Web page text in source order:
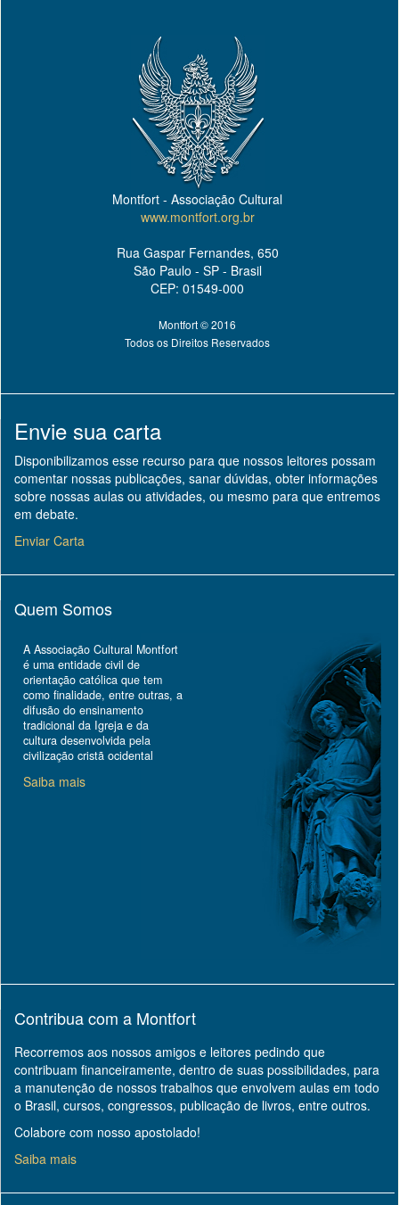
Montfort - Associação Cultural
www.montfort.org.br
Rua Gaspar Fernandes, 650
São Paulo - SP - Brasil
CEP: 01549-000
Montfort © 2016
Todos os Direitos Reservados
Envie sua carta
Disponibilizamos esse recurso para que nossos leitores possam
comentar nossas publicações, sanar dúvidas, obter informações
sobre nossas aulas ou atividades, ou mesmo para que entremos
em debate.
Enviar Carta
Quem Somos
A Associação Cultural Montfort
é uma entidade civil de
orientação católica que tem
como finalidade, entre outras, a
difusão do ensinamento
tradicional da Igreja e da
cultura desenvolvida pela
civilização cristã ocidental
Saiba mais
Contribua com a Montfort
Recorremos aos nossos amigos e leitores pedindo que
contribuam financeiramente, dentro de suas possibilidades, para
a manutenção de nossos trabalhos que envolvem aulas em todo
o Brasil, cursos, congressos, publicação de livros, entre outros.
Colabore com nosso apostolado!
Saiba mais